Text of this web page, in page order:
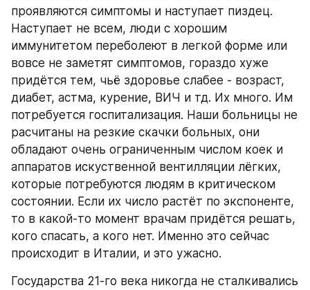
проявляются симптомы и наступает пиздец.
Наступает не всем, люди с хорошим
иммунитетом переболеют в легкой форме или
вовсе не заметят симптомов, гораздо хуже
придётся тем, чьё здоровье слабее - возраст,
диабет, астма, курение, ВИЧ и тд. Их много. Им
потребуется госпитализация. Наши больницы не
расчитаны на резкие скачки больных, они
обладают очень ограниченным числом коек и
аппаратов искуственной вентилляции лёгких,
которые потребуются людям в критическом
состоянии. Если их число растёт по экспоненте,
то в какой-то момент врачам придётся решать,
кого спасать, а кого нет. Именно это сейчас
происходит в Италии, и это ужасно.
Государства 21-го века никогда не сталкивались